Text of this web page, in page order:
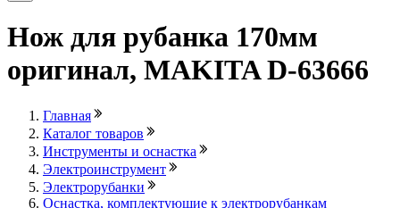
Нож для рубанка 170мм
оригинал, MAKITA D-63666
Главная
Каталог товаров
Инструменты и оснастка
Электроинструмент
Электрорубанки
Оснастка, комплектующие к электрорубанкам